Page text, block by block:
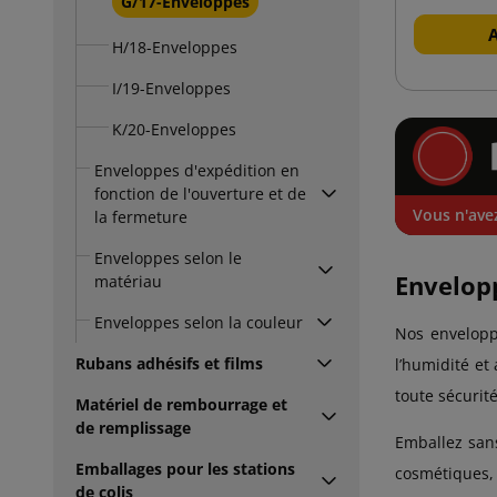
H/18-Enveloppes
I/19-Enveloppes
K/20-Enveloppes
Enveloppes d'expédition en
fonction de l'ouverture et de
la fermeture
Enveloppes selon le
matériau
Enveloppes selon la couleur
Rubans adhésifs et films
Matériel de rembourrage et
de remplissage
Emballages pour les stations
de colis
Vous
Nos
l’humidité et
toute
Emballez